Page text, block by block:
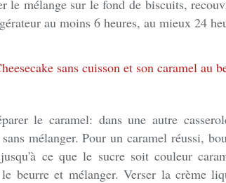
le mélange sur le fond de biscuits,
au moins 6 heures, au mieux 24
le caramel: dans une autre
mélanger. Pour un caramel réussi,
ce que le sucre soit couleur
beurre et mélanger. Verser la crème